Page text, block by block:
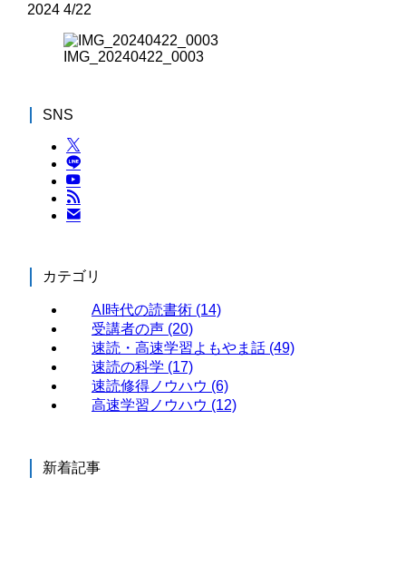
2024 4/22
IMG_20240422_0003
SNS
カテゴリ
AI時代の読書術 (14)
受講者の声 (20)
速読・高速学習よもやま話 (49)
速読の科学 (17)
速読修得ノウハウ (6)
高速学習ノウハウ (12)
新着記事